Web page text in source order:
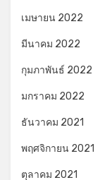
เมษายน 2022
มีนาคม 2022
กุมภาพันธ์ 2022
มกราคม 2022
ธันวาคม 2021
พฤศจิกายน 2021
ตุลาคม 2021